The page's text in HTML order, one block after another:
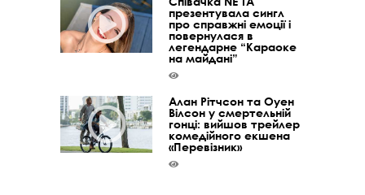
презентувала сингл
про справжні емоції і
повернулася в
легендарне “Караоке
на майдані”
Алан Рітчсон та Оуен
Вілсон у смертельній
гонці: вийшов трейлер
комедійного екшена
«Перевізник»